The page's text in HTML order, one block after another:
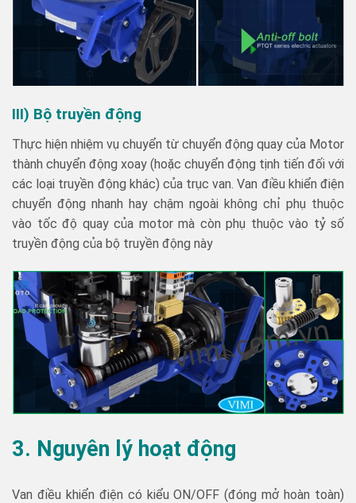
III) Bộ truyền động
Thực hiện nhiệm vụ chuyển từ chuyển động quay của Motor
thành chuyển động xoay (hoặc chuyển động tịnh tiến đối với
các loại truyền động khác) của trục van. Van điều khiển điện
chuyển động nhanh hay chậm ngoài không chỉ phụ thuộc
vào tốc độ quay của motor mà còn phụ thuộc vào tỷ số
truyền động của bộ truyền động này
3. Nguyên lý hoạt động
Van điều khiển điện có kiểu ON/OFF (đóng mở hoàn toàn)